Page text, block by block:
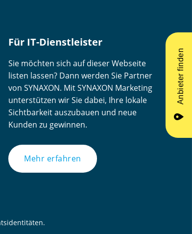
place
Anbieter finden
Für IT-Dienstleister
Sie möchten sich auf dieser Webseite
listen lassen? Dann werden Sie Partner
von SYNAXON. Mit SYNAXON Marketing
unterstützen wir Sie dabei, Ihre lokale
Sichtbarkeit auszubauen und neue
Kunden zu gewinnen.
Mehr erfahren